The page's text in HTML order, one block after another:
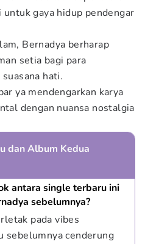
gaya hidup pendengar
Bernadya berharap
setia bagi para
hati.
ya mendengarkan karya
dengan nuansa nostalgia
dan Album Kedua
antara single terbaru ini
sebelumnya?
pada vibes
sebelumnya cenderung